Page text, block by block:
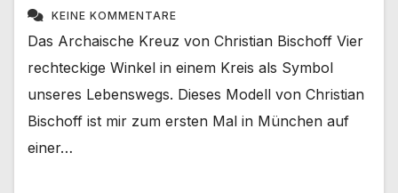
KEINE KOMMENTARE
Das Archaische Kreuz von Christian Bischoff Vier
rechteckige Winkel in einem Kreis als Symbol
unseres Lebenswegs. Dieses Modell von Christian
Bischoff ist mir zum ersten Mal in München auf
einer…